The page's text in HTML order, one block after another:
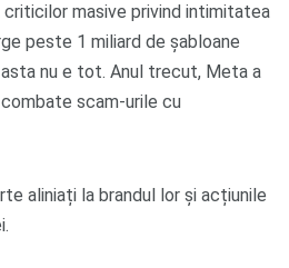
criticilor masive privind intimitatea
peste 1 miliard de șabloane
asta nu e tot. Anul trecut, Meta a
scam-urile cu
aliniați la brandul lor și acțiunile